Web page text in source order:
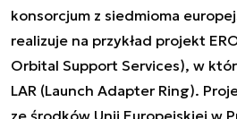
konsorcjum z siedmioma
realizuje na przykład projekt
Orbital Support Services), w
LAR (Launch Adapter Ring).
ze środków Unii Europejskiej w